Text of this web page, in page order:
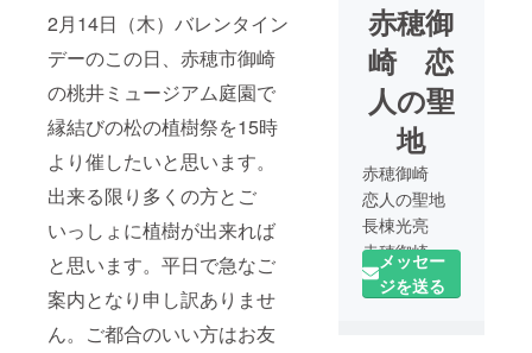
2月14日（木）バレンタイン
デーのこの日、赤穂市御崎
の桃井ミュージアム庭園で
縁結びの松の植樹祭を15時
より催したいと思います。
出来る限り多くの方とご
いっしょに植樹が出来れば
と思います。平日で急なご
案内となり申し訳ありませ
ん。ご都合のいい方はお友
赤穂御
崎 恋
人の聖
地
赤穂御崎
恋人の聖地
長棟光亮
赤穂御崎で
雲火焼展示
館 桃井
メッセー
ジを送る